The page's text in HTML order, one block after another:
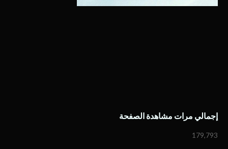
إجمالي مرات مشاهدة الصفحة
179,793